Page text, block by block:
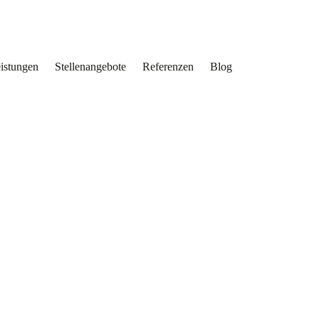
Stellenangebote Referenzen Blog